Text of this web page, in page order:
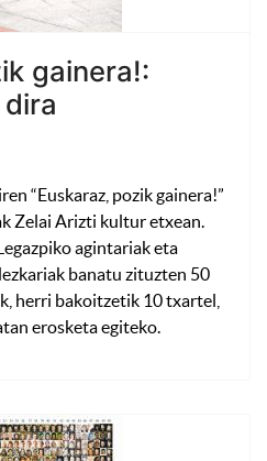
gainera!:
“Euskaraz, pozik gainera!”
Zelai Arizti kultur etxean.
agintariak eta
banatu zituzten 50
herri bakoitzetik 10 txartel,
erosketa egiteko.